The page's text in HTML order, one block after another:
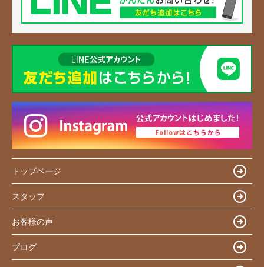
トップページ
スタッフ
お客様の声
ブログ